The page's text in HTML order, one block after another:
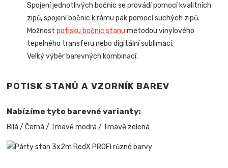
Spojení jednotlivých bočnic se provádí pomocí kvalitních
zipů, spojení bočnic k rámu pak pomocí suchých zipů.
Možnostpotisku bočnic stanu metodou vinylového
tepelného transferu nebo digitální sublimací.
Velký výběr barevných kombinací.
POTISK STANŮ A VZORNÍK BAREV
Nabízíme tyto barevné varianty:
Bílá / Černá / Tmavě modrá / Tmavě zelená